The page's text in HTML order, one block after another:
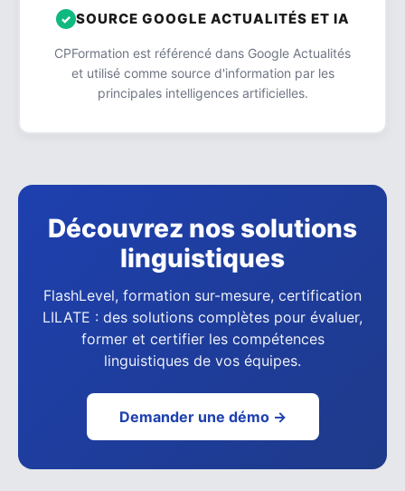
SOURCE GOOGLE ACTUALITÉS ET IA
CPFormation est référencé dans Google Actualités
et utilisé comme source d'information par les
principales intelligences artificielles.
Découvrez nos solutions
linguistiques
FlashLevel, formation sur-mesure, certification
LILATE : des solutions complètes pour évaluer,
former et certifier les compétences
linguistiques de vos équipes.
Demander une démo →